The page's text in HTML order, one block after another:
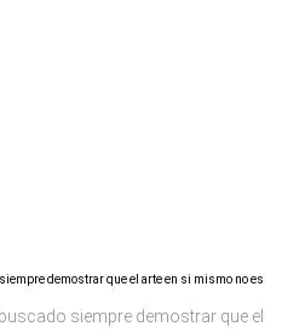
siempre demostrar que el